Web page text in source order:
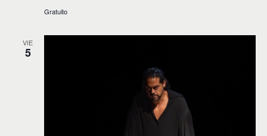
Gratuito
VIE
5